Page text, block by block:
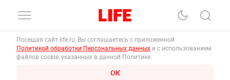
Посещая сайт life.ru, Вы соглашаетесь с приложенной
Политикой обработки Персональных данных и с использованием
файлов cookie, указанных в данной Политике.
ОК